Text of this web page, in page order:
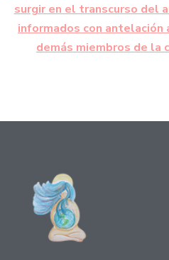
surgir en el transcurso del
informados con antelación
demás miembros de la